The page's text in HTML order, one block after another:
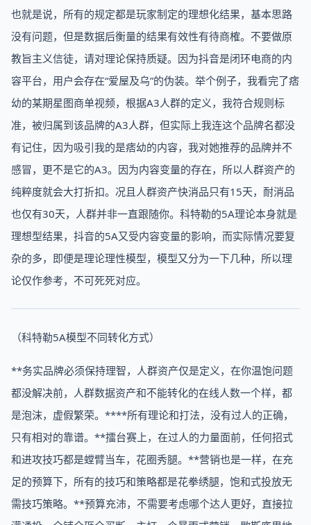
也就是说，所有的规定都是玩家制定的理想化结果，基本思路
没有问题，但是数据后衡量的结果有效性有待商榷。不要做原
教旨主义信徒，请对理论保持质疑。因为抖音是闭环电商的内
容平台，用户会存在“爱屋及乌”的伪装。举个例子，我看完了痞
幼的某期星图商单视频，根据A3人群的定义，我符合规则标
准，被归属到该品牌的A3人群，但实际上我连这个品牌名都没
有记住，因为吸引我的是痞幼的内容，我对她推荐的品牌并不
感冒，更不是它的A3。因为内容变量的存在，所以人群资产的
纯粹度就会大打折扣。况且人群资产快消品只有15天，耐消品
也仅有30天，人群并非一直跟随你。科特勒的5A理论本身就是
理想型结果，抖音的5A又受内容变量的影响，而实际情况要复
杂的多，即便是理论理性模型，模型又分为一下几种，所以理
论仅作参考，不可死死对应。‍‍‍‍‍‍‍‍‍‍‍‍‍‍‍‍‍‍‍‍‍‍‍‍‍‍‍‍‍‍‍‍‍‍‍‍‍
（科特勒5A模型不同转化方式）
**务实品牌必须保持理智，人群资产仅是定义，在你温饱问题
都没解决前，人群数据资产和不能转化的在线人数一个样，都
是泡沫，虚假繁荣。****所有理论和打法，没有过人的正确，
只有相对的靠谱。**擂台赛上，在过人的力量面前，任何招式
和进攻技巧都是螳臂当车，花圈秀腿。**营销也是一样，在充
足的预算下，所有的技巧和策略都是花拳绣腿，饱和式投放无
需技巧策略。**预算充沛，不需要考虑哪个达人更好，直接拉